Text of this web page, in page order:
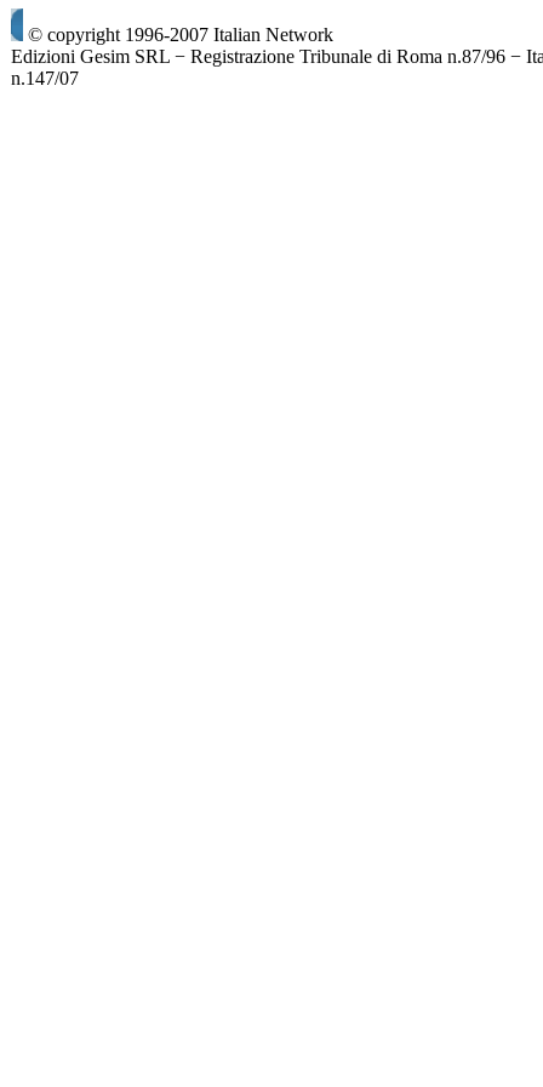
© copyright 1996-2007 Italian Network
Edizioni Gesim SRL − Registrazione Tribunale di Roma n.87/96 −
n.147/07